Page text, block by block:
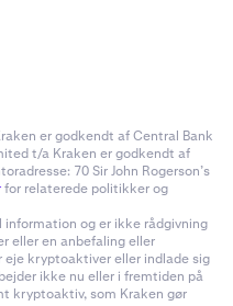
er godkendt af Central Bank
t/a Kraken er godkendt af
70 Sir John Rogerson’s
for relaterede politikker og
information og er ikke rådgivning
eller en anbefaling eller
kryptoaktiver eller indlade sig
ikke nu eller i fremtiden på
kryptoaktiv, som Kraken gør